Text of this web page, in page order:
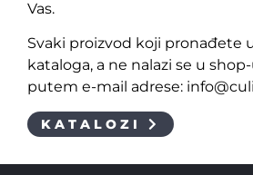
Vas.
Svaki proizvod koji pronađete
kataloga, a ne nalazi se u
putem e-mail adrese:
KATALOZI